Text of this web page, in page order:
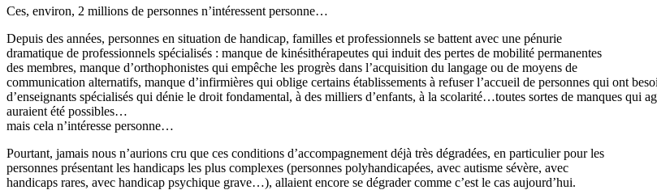
Ces, environ, 2 millions de personnes n’intéressent personne…
Depuis des années, personnes en situation de handicap, familles et professionnels se battent avec une pénurie
dramatique de professionnels spécialisés : manque de kinésithérapeutes qui induit des pertes de mobilité permanentes
des membres, manque d’orthophonistes qui empêche les progrès dans l’acquisition du langage ou de moyens de
communication alternatifs, manque d’infirmières qui oblige certains établissements à refuser l’accueil de personnes qui ont
d’enseignants spécialisés qui dénie le droit fondamental, à des milliers d’enfants, à la scolarité…toutes sortes de manques qui
auraient été possibles…
mais cela n’intéresse personne…
Pourtant, jamais nous n’aurions cru que ces conditions d’accompagnement déjà très dégradées, en particulier pour les
personnes présentant les handicaps les plus complexes (personnes polyhandicapées, avec autisme sévère, avec
handicaps rares, avec handicap psychique grave…), allaient encore se dégrader comme c’est le cas aujourd’hui.